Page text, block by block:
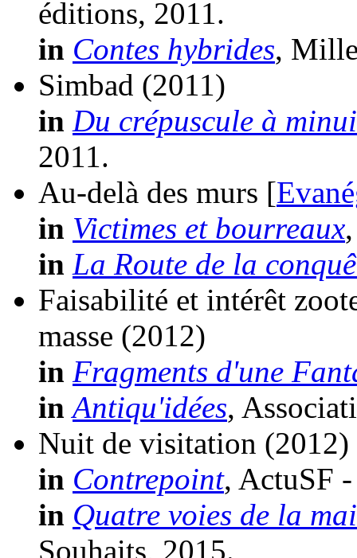
éditions, 2011.
in Contes hybrides,
Simbad (2011)
in Du crépuscule à
2011.
Au-delà des murs [
in Victimes et bourreaux
in La Route de la
Faisabilité et intérêt
masse (2012)
in Fragments d'une
in Antiqu'idées,
Nuit de visitation (2012)
in Contrepoint, ActuSF
in Quatre voies de la
Souhaits, 2015.